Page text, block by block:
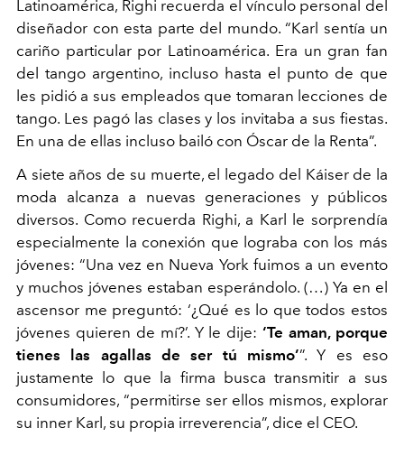
Latinoamérica, Righi recuerda el vínculo personal del
diseñador con esta parte del mundo. “Karl sentía un
cariño particular por Latinoamérica. Era un gran fan
del tango argentino, incluso hasta el punto de que
les pidió a sus empleados que tomaran lecciones de
tango. Les pagó las clases y los invitaba a sus fiestas.
En una de ellas incluso bailó con Óscar de la Renta”.
A siete años de su muerte, el legado del Káiser de la
moda alcanza a nuevas generaciones y públicos
diversos. Como recuerda Righi, a Karl le sorprendía
especialmente la conexión que lograba con los más
jóvenes: “Una vez en Nueva York fuimos a un evento
y muchos jóvenes estaban esperándolo. (…) Ya en el
ascensor me preguntó: ‘¿Qué es lo que todos estos
jóvenes quieren de mí?’. Y le dije:‘Te aman, porque
tienes las agallas de ser tú mismo’”. Y es eso
justamente lo que la firma busca transmitir a sus
consumidores, “permitirse ser ellos mismos, explorar
su inner Karl, su propia irreverencia”, dice el CEO.